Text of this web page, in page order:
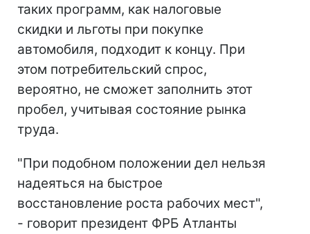
таких программ, как налоговые
скидки и льготы при покупке
автомобиля, подходит к концу. При
этом потребительский спрос,
вероятно, не сможет заполнить этот
пробел, учитывая состояние рынка
труда.
"При подобном положении дел нельзя
надеяться на быстрое
восстановление роста рабочих мест",
- говорит президент ФРБ Атланты